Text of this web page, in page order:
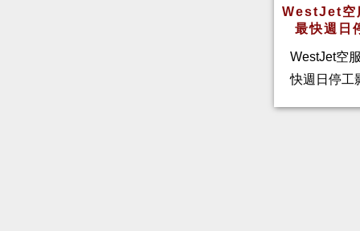
WestJet空
最快週日
WestJet空
快週日停工